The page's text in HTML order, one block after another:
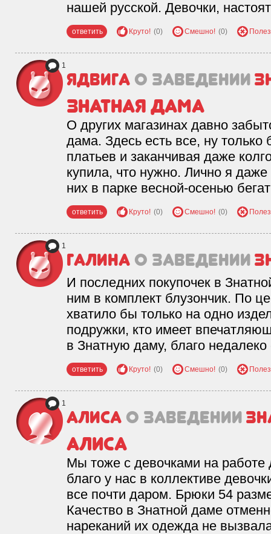
нашей русской. Девочки,
ответить Круто! (0) Смешно! (0)
1
Ядвига о заведении
Знатная Дама
О других магазинах давно
дама. Здесь есть все, ну только
платьев и заканчивая даже
купила, что нужно. Лично я
них в парке весной-осенью
ответить Круто! (0) Смешно! (0)
1
Галина о заведении
И последних покупочек в
ним в комплект блузончик. По
хватило бы только на одно
подружки, кто имеет
в Знатную даму, благо
ответить Круто! (0) Смешно! (0)
1
Алиса о заведении
Алиса
Мы тоже с девочками на работе
благо у нас в коллективе
все почти даром. Брюки 54
Качество в Знатной даме
нареканий их одежда не